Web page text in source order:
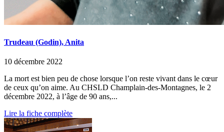
Trudeau (Godin), Anita
10 décembre 2022
La mort est bien peu de chose lorsque l’on reste vivant dans le cœur
de ceux qu’on aime. Au CHSLD Champlain-des-Montagnes, le 2
décembre 2022, à l’âge de 90 ans,...
Lire la fiche complète